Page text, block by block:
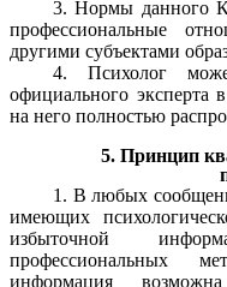
3. Нормы данного
профессиональные
другими субъектами
4. Психолог
официального эксперта
на него полностью
5. Принцип
1. В любых
имеющих
избыточной
профессиональных
информация